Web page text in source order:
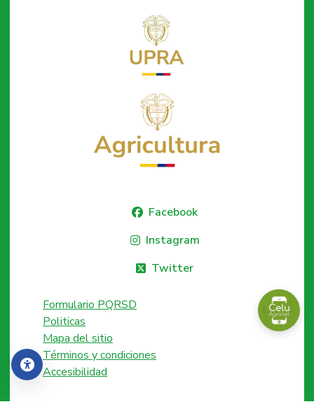
Accesibilidad
Facebook
Instagram
Twitter
Formulario PQRSD
Politicas
Mapa del sitio
Términos y condiciones
Accesibilidad